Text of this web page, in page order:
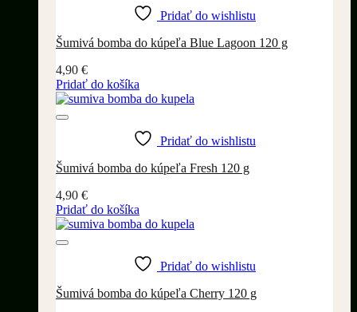
Pridať do wishlistu
Šumivá bomba do kúpeľa Blue Lagoon 120 g
4,90 €
Pridať do košíka
Pridať do wishlistu
Šumivá bomba do kúpeľa Fresh 120 g
4,90 €
Pridať do košíka
Pridať do wishlistu
Šumivá bomba do kúpeľa Cherry 120 g